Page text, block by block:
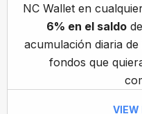
NC Wallet en
6% en el saldo
acumulación diaria
fondos que
VIEW